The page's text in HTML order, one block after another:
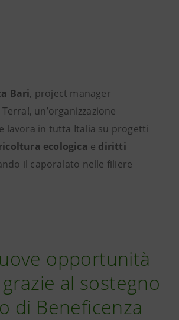
Bari, project manager
un’organizzazione
lavora in tutta Italia su progetti
ecologica e diritti
il caporalato nelle filiere
opportunità
al sostegno
di Beneficenza